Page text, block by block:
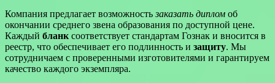
Компания предлагает возможность заказать диплом об
окончании среднего звена образования по доступной цене.
Каждый бланк соответствует стандартам Гознак и вносится в
реестр, что обеспечивает его подлинность и защиту. Мы
сотрудничаем с проверенными изготовителями и гарантируем
качество каждого экземпляра.